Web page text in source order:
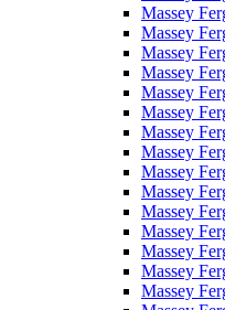
Massey
Massey
Massey
Massey
Massey
Massey
Massey
Massey
Massey
Massey
Massey
Massey
Massey
Massey
Massey